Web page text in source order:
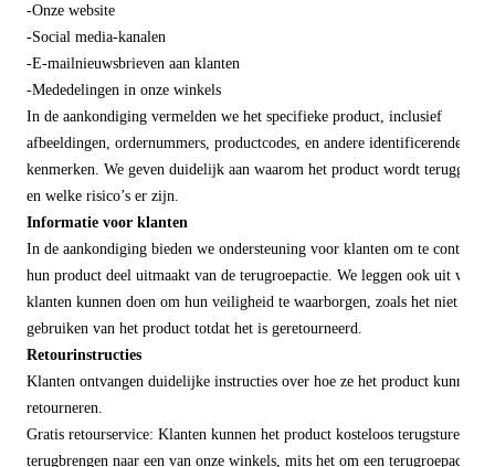
-Onze website
-Social media-kanalen
-E-mailnieuwsbrieven aan klanten
-Mededelingen in onze winkels
In de aankondiging vermelden we het specifieke product, inclusief
afbeeldingen, ordernummers, productcodes, en andere identificerende
kenmerken. We geven duidelijk aan waarom het product wordt
en welke risico’s er zijn.
Informatie voor klanten
In de aankondiging bieden we ondersteuning voor klanten om te
hun product deel uitmaakt van de terugroepactie. We leggen ook uit wat
klanten kunnen doen om hun veiligheid te waarborgen, zoals het niet
gebruiken van het product totdat het is geretourneerd.
Retourinstructies
Klanten ontvangen duidelijke instructies over hoe ze het product kunnen
retourneren.
Gratis retourservice: Klanten kunnen het product kosteloos terugsturen of
terugbrengen naar een van onze winkels, mits het om een terugroepactie